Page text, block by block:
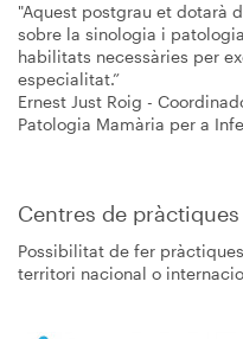
"Aquest postgrau et dotarà
sobre la sinologia i
habilitats necessàries per
especialitat.”
Ernest Just Roig -
Patologia Mamària per a
Centres de pràctiques
Possibilitat de fer
territori nacional o